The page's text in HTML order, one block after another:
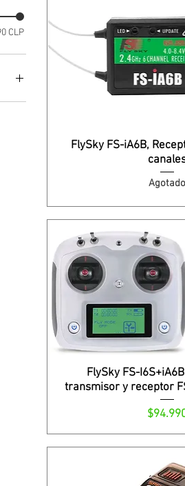
CLP
FlySky FS-iA6B,
FlySky FS-
transmisor y receptor
Precio